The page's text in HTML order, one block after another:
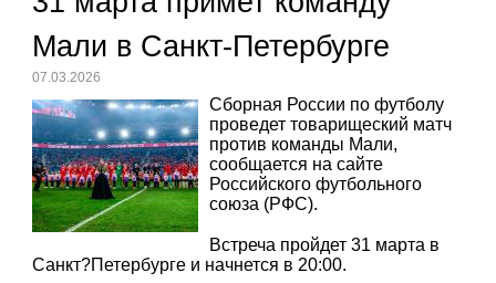
Мали в Санкт-Петербурге
07.03.2026
Сборная России по футболу
проведет товарищеский матч
против команды Мали,
сообщается на сайте
Российского футбольного
союза (РФС).
Встреча пройдет 31 марта в
Санкт?Петербурге и начнется в 20:00.